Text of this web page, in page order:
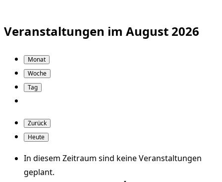
Veranstaltungen im August 2026
Monat
Woche
Tag
Zurück
Heute
In diesem Zeitraum sind keine Veranstaltungen
geplant.